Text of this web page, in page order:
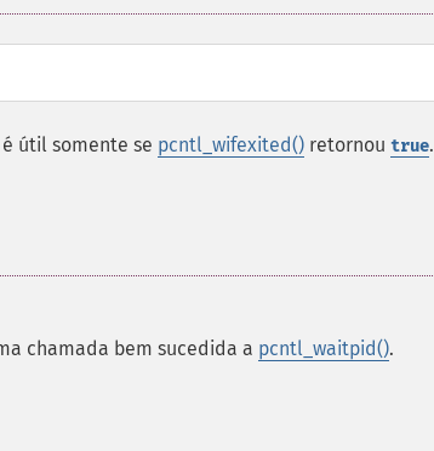
útil somente se pcntl_wifexited() retornou true.
chamada bem sucedida a pcntl_waitpid().